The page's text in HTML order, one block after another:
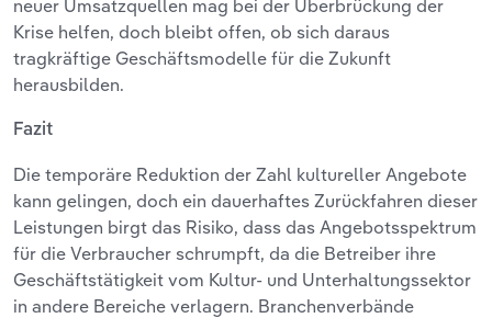
neuer Umsatzquellen mag bei der Überbrückung der
Krise helfen, doch bleibt offen, ob sich daraus
tragkräftige Geschäftsmodelle für die Zukunft
herausbilden.
Fazit
Die temporäre Reduktion der Zahl kultureller Angebote
kann gelingen, doch ein dauerhaftes Zurückfahren dieser
Leistungen birgt das Risiko, dass das Angebotsspektrum
für die Verbraucher schrumpft, da die Betreiber ihre
Geschäftstätigkeit vom Kultur- und Unterhaltungssektor
in andere Bereiche verlagern. Branchenverbände